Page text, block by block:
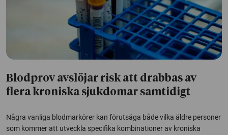
Blodprov avslöjar risk att drabbas av
flera kroniska sjukdomar samtidigt
Några vanliga blodmarkörer kan förutsäga både vilka äldre personer
som kommer att utveckla specifika kombinationer av kroniska